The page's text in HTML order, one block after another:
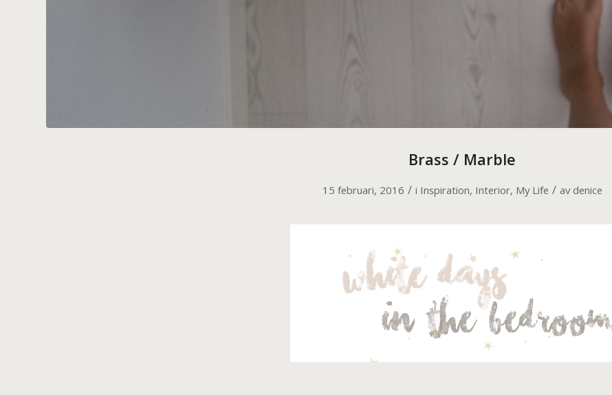
Brass / Marble
15 februari, 2016 / i Inspiration, Interior, My Life / av denice